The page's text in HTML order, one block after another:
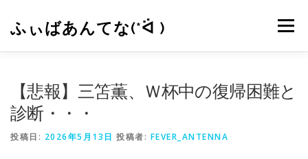
ふぃばあんてな(*ᐛ ) メニュー
【悲報】三笘薫、Ｗ杯中の復帰困難と
診断・・・
投稿日: 2026年5月13日 投稿者: FEVER_ANTENNA